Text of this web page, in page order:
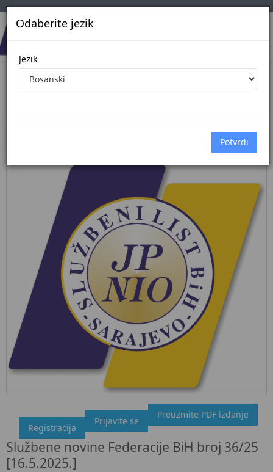
Odaberite jezik
Jezik
Pregled Dokumenata| Broj 36/25
"Službeni glasnik BiH", broj 36/25 16.5.2025.
Ovdje možete preuzeti dokument, kao i obaviti kratki uvid u
sadržaj dokumenta.
Preuzmite PDF izdanje
Prijavite se
Registracija
Službene novine Federacije BiH broj 36/25
[16.5.2025.]